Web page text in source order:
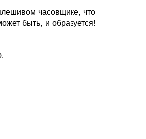
часовщике, что
быть, и образуется!